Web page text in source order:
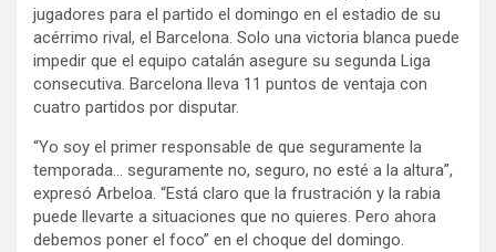
jugadores para el partido el domingo en el estadio de su
acérrimo rival, el Barcelona. Solo una victoria blanca puede
impedir que el equipo catalán asegure su segunda Liga
consecutiva. Barcelona lleva 11 puntos de ventaja con
cuatro partidos por disputar.
“Yo soy el primer responsable de que seguramente la
temporada… seguramente no, seguro, no esté a la altura”,
expresó Arbeloa. “Está claro que la frustración y la rabia
puede llevarte a situaciones que no quieres. Pero ahora
debemos poner el foco” en el choque del domingo.